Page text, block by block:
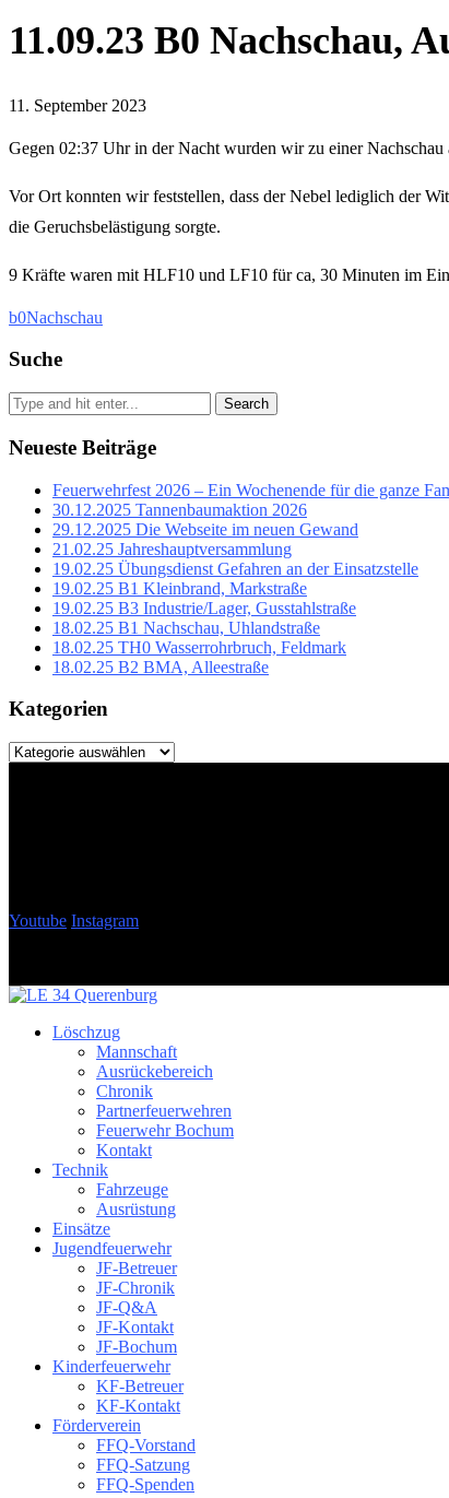
11.09.23 B0 Nachschau,
11. September 2023
Gegen 02:37 Uhr in der Nacht wurden wir zu einer
Vor Ort konnten wir feststellen, dass der Nebel lediglich der
die Geruchsbelästigung sorgte.
9 Kräfte waren mit HLF10 und LF10 für ca, 30 Minuten im
b0Nachschau
Suche
Search
Neueste Beiträge
Feuerwehrfest 2026 – Ein Wochenende für die ganze
30.12.2025 Tannenbaumaktion 2026
29.12.2025 Die Webseite im neuen Gewand
21.02.25 Jahreshauptversammlung
19.02.25 Übungsdienst Gefahren an der Einsatzstelle
19.02.25 B1 Kleinbrand, Markstraße
19.02.25 B3 Industrie/Lager, Gusstahlstraße
18.02.25 B1 Nachschau, Uhlandstraße
18.02.25 TH0 Wasserrohrbruch, Feldmark
18.02.25 B2 BMA, Alleestraße
Kategorien
Kategorien
Youtube Instagram
Löschzug
Mannschaft
Ausrückebereich
Chronik
Partnerfeuerwehren
Feuerwehr Bochum
Kontakt
Technik
Fahrzeuge
Ausrüstung
Einsätze
Jugendfeuerwehr
JF-Betreuer
JF-Chronik
JF-Q&A
JF-Kontakt
JF-Bochum
Kinderfeuerwehr
KF-Betreuer
KF-Kontakt
Förderverein
FFQ-Vorstand
FFQ-Satzung
FFQ-Spenden